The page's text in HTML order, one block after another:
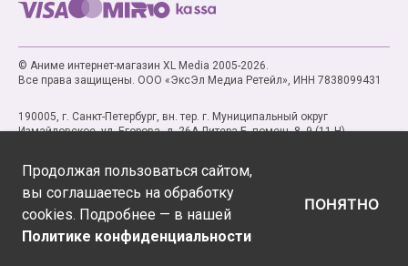
© Аниме интернет-магазин XL Media 2005-2026.
Все права защищены. ООО «ЭксЭл Медиа Ретейл», ИНН 7838099431
190005, г. Санкт-Петербург, вн. тер. г. Муниципальный округ
Измайловское, ул. Егорова, д. 26А Литера Б, помещ. 8, 9 (11-Н)
Продолжая пользоваться сайтом,
вы соглашаетесь на обработку
cookies. Подробнее — в нашей
Политике конфиденциальности
ПОНЯТНО